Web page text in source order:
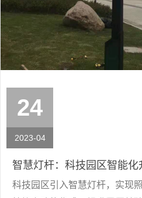
24
2023-04
智慧灯杆：科技园区智能
科技园区引入智慧灯杆，实现